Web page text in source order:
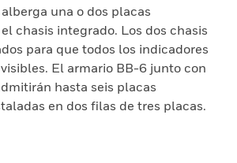
una o dos placas
chasis integrado. Los dos chasis
para que todos los indicadores
El armario BB-6 junto con
hasta seis placas
en dos filas de tres placas.